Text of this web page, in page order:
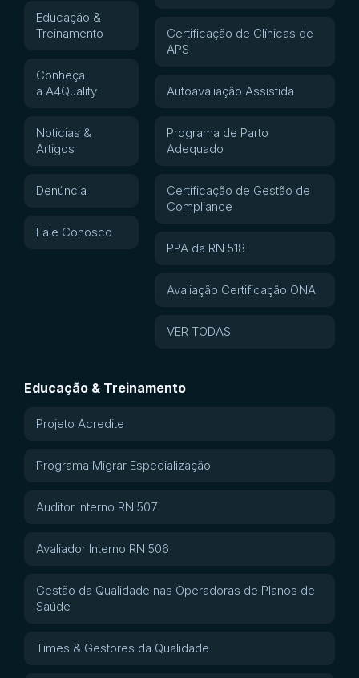
Educação &
Treinamento
Conheça
a A4Quality
Noticias &
Artigos
Denúncia
Fale Conosco
Certificação de Clínicas de
APS
Autoavaliação Assistida
Programa de Parto
Adequado
Certificação de Gestão de
Compliance
PPA da RN 518
Avaliação Certificação ONA
VER TODAS
Educação & Treinamento
Projeto Acredite
Programa Migrar Especialização
Auditor Interno RN 507
Avaliador Interno RN 506
Gestão da Qualidade nas Operadoras de Planos de
Saúde
Times & Gestores da Qualidade